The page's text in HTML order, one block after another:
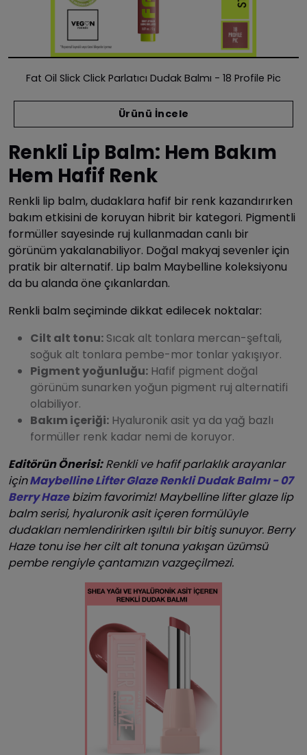
Fat Oil Slick Click Parlatıcı Dudak Balmı - 18 Profile Pic
Ürünü İncele
Renkli Lip Balm: Hem Bakım
Hem Hafif Renk
Renkli lip balm, dudaklara hafif bir renk kazandırırken
bakım etkisini de koruyan hibrit bir kategori. Pigmentli
formüller sayesinde ruj kullanmadan canlı bir
görünüm yakalanabiliyor. Doğal makyaj sevenler için
pratik bir alternatif. Lip balm Maybelline koleksiyonu
da bu alanda öne çıkanlardan.
Renkli balm seçiminde dikkat edilecek noktalar:
Cilt alt tonu: Sıcak alt tonlara mercan-şeftali,
soğuk alt tonlara pembe-mor tonlar yakışıyor.
Pigment yoğunluğu: Hafif pigment doğal
görünüm sunarken yoğun pigment ruj alternatifi
olabiliyor.
Bakım içeriği: Hyaluronik asit ya da yağ bazlı
formüller renk kadar nemi de koruyor.
Editörün Önerisi: Renkli ve hafif parlaklık arayanlar
içinMaybelline Lifter Glaze Renkli Dudak Balmı - 07
Berry Hazebizim favorimiz! Maybelline lifter glaze lip
balm serisi, hyaluronik asit içeren formülüyle
dudakları nemlendirirken ışıltılı bir bitiş sunuyor. Berry
Haze tonu ise her cilt alt tonuna yakışan üzümsü
pembe rengiyle çantamızın vazgeçilmezi.